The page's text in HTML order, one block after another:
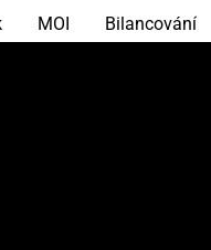
MOI Bilancování